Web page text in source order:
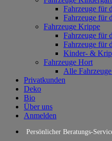
Fahrzeuge für
Fahrzeuge für
Fahrzeuge Krippe
Fahrzeuge für
Fahrzeuge für
Kinder- &
Fahrzeuge Hort
Alle
Privatkunden
Deko
Bio
Über uns
Anmelden
Persönlicher Beratungs-